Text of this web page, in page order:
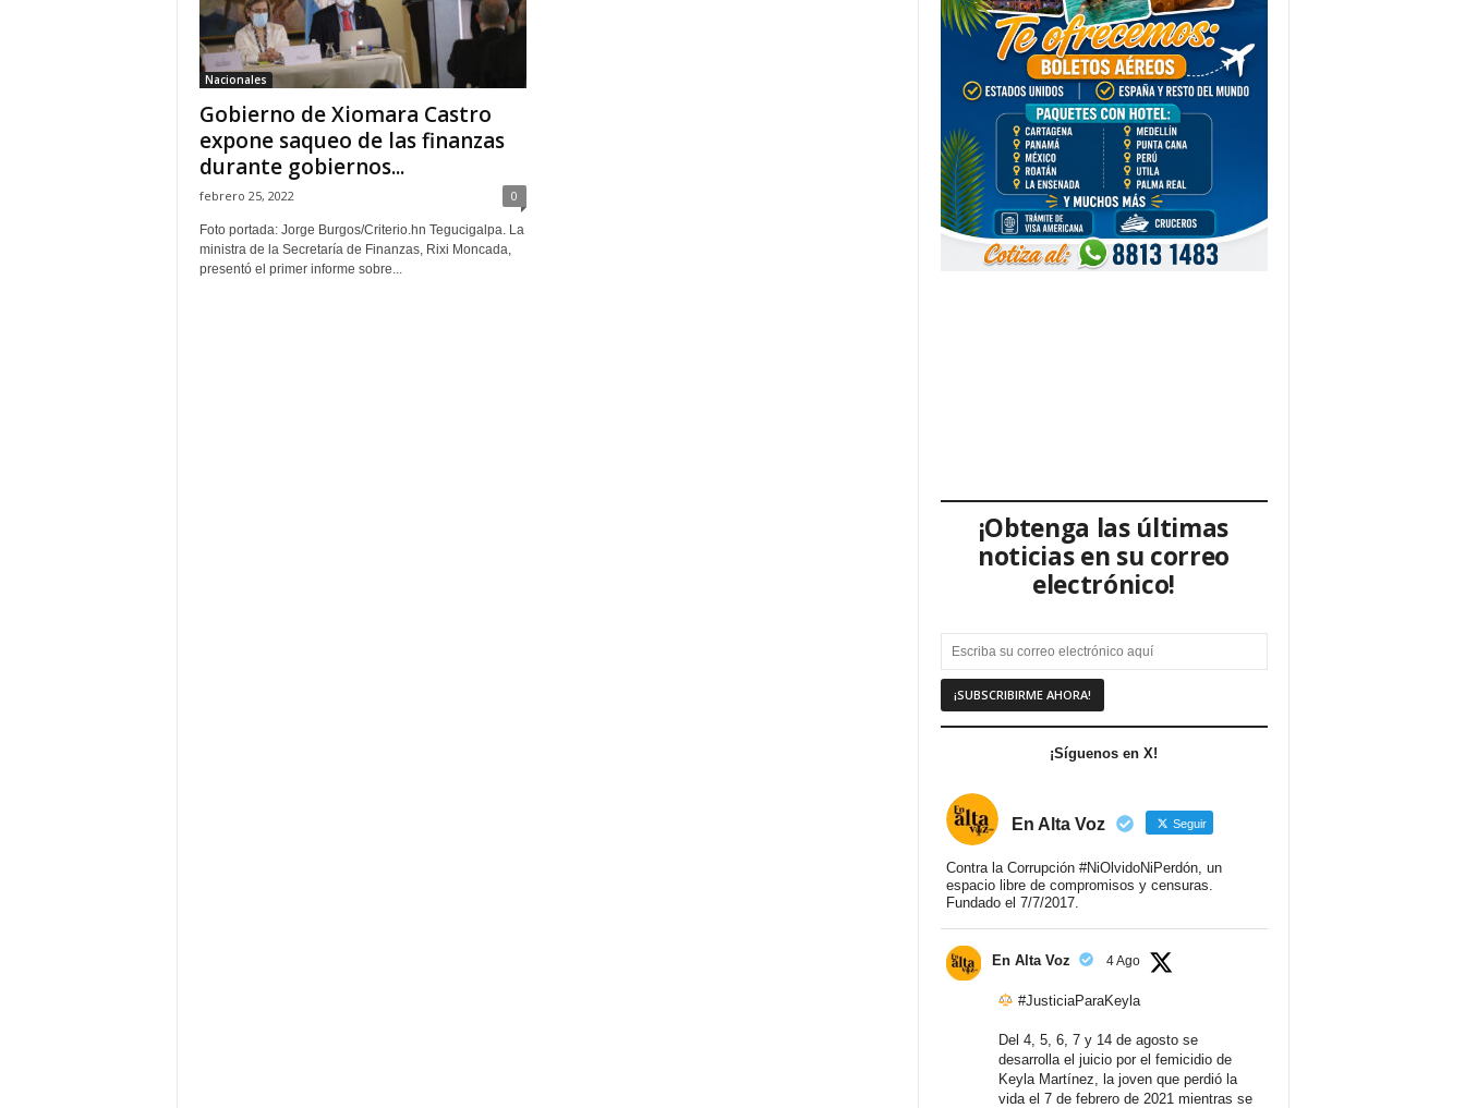
Nacionales
Gobierno de Xiomara Castro
expone saqueo de las finanzas
durante gobiernos...
febrero 25, 2022 0
Foto portada: Jorge Burgos/Criterio.hn Tegucigalpa. La
ministra de la Secretaría de Finanzas, Rixi Moncada,
presentó el primer informe sobre...
¡Obtenga las últimas
noticias en su correo
electrónico!
¡Síguenos en X!
En Alta Voz Seguir
Contra la Corrupción #NiOlvidoNiPerdón, un
espacio libre de compromisos y censuras.
Fundado el 7/7/2017.
En Alta Voz 4 Ago
#JusticiaParaKeyla
Del 4, 5, 6, 7 y 14 de agosto se
desarrolla el juicio por el femicidio de
Keyla Martínez, la joven que perdió la
vida el 7 de febrero de 2021 mientras se